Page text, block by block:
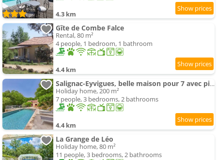
4.3 km
Gîte de Combe Falce
Rental, 80 m²
4 people, 1 bedroom, 1 bathroom
4.4 km
Salignac-Eyvigues, belle maison pour 7 avec piscine
Holiday home, 200 m²
7 people, 3 bedrooms, 2 bathrooms
4.4 km
La Grange de Léo
Holiday home, 80 m²
11 people, 3 bedrooms, 2 bathrooms